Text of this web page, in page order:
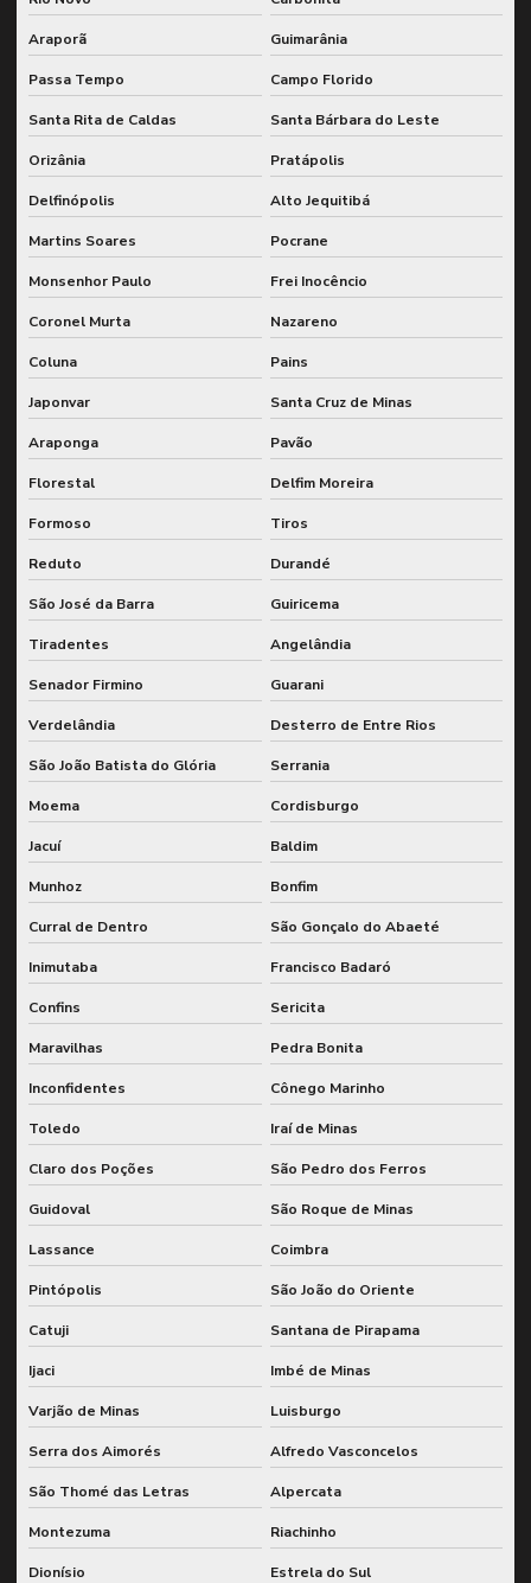
Araporã Guimarânia
Passa Tempo Campo Florido
Santa Rita de Caldas Santa Bárbara do Leste
Orizânia Pratápolis
Delfinópolis Alto Jequitibá
Martins Soares Pocrane
Monsenhor Paulo Frei Inocêncio
Coronel Murta Nazareno
Coluna Pains
Japonvar Santa Cruz de Minas
Araponga Pavão
Florestal Delfim Moreira
Formoso Tiros
Reduto Durandé
São José da Barra Guiricema
Tiradentes Angelândia
Senador Firmino Guarani
Verdelândia Desterro de Entre Rios
São João Batista do Glória Serrania
Moema Cordisburgo
Jacuí Baldim
Munhoz Bonfim
Curral de Dentro São Gonçalo do Abaeté
Inimutaba Francisco Badaró
Confins Sericita
Maravilhas Pedra Bonita
Inconfidentes Cônego Marinho
Toledo Iraí de Minas
Claro dos Poções São Pedro dos Ferros
Guidoval São Roque de Minas
Lassance Coimbra
Pintópolis São João do Oriente
Catuji Santana de Pirapama
Ijaci Imbé de Minas
Varjão de Minas Luisburgo
Serra dos Aimorés Alfredo Vasconcelos
São Thomé das Letras Alpercata
Montezuma Riachinho
Dionísio Estrela do Sul